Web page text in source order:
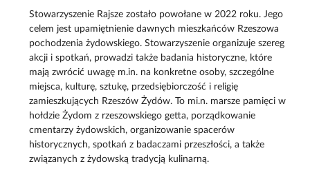
Stowarzyszenie Rajsze zostało powołane w 2022 roku. Jego
celem jest upamiętnienie dawnych mieszkańców Rzeszowa
pochodzenia żydowskiego. Stowarzyszenie organizuje szereg
akcji i spotkań, prowadzi także badania historyczne, które
mają zwrócić uwagę m.in. na konkretne osoby, szczególne
miejsca, kulturę, sztukę, przedsiębiorczość i religię
zamieszkujących Rzeszów Żydów. To mi.n. marsze pamięci w
hołdzie Żydom z rzeszowskiego getta, porządkowanie
cmentarzy żydowskich, organizowanie spacerów
historycznych, spotkań z badaczami przeszłości, a także
związanych z żydowską tradycją kulinarną.